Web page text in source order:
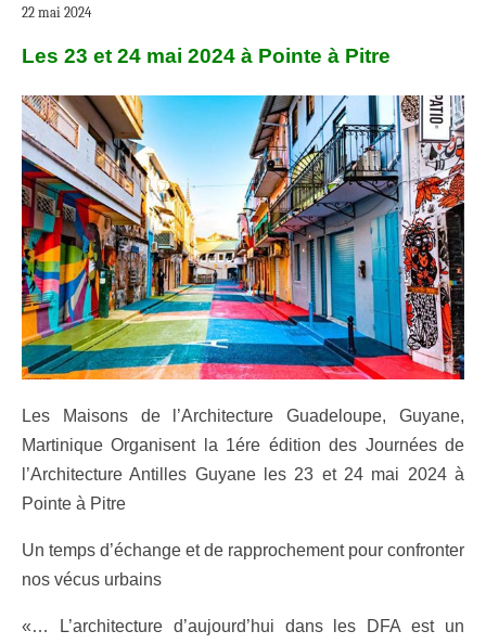
22 mai 2024
Les 23 et 24 mai 2024 à Pointe à Pitre
Les Maisons de l’Architecture Guadeloupe, Guyane,
Martinique Organisent la 1ére édition des Journées de
l’Architecture Antilles Guyane les 23 et 24 mai 2024 à
Pointe à Pitre
Un temps d’échange et de rapprochement pour confronter
nos vécus urbains
«… L’architecture d’aujourd’hui dans les DFA est un